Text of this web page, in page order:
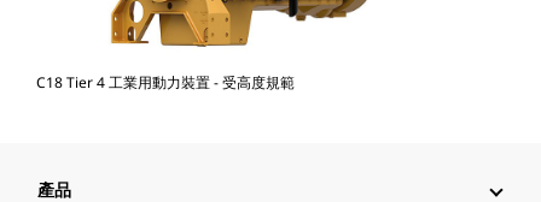
C18 Tier 4 工業用動力裝置 - 受高度規範
產品